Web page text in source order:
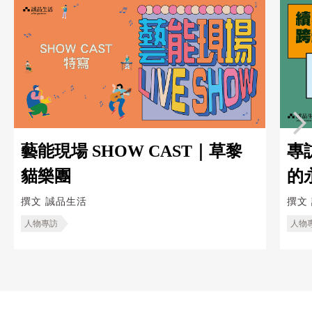
藝能現場 SHOW CAST｜草黎
貓樂團
撰文 誠品生活
人物專訪
專
的
跨
撰文
人物